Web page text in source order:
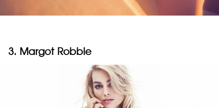
3. Margot Robbie